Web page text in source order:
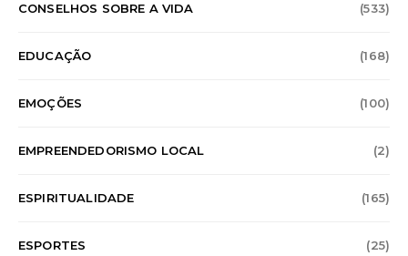
CONSELHOS SOBRE A VIDA (533)
EDUCAÇÃO (168)
EMOÇÕES (100)
EMPREENDEDORISMO LOCAL (2)
ESPIRITUALIDADE (165)
ESPORTES (25)